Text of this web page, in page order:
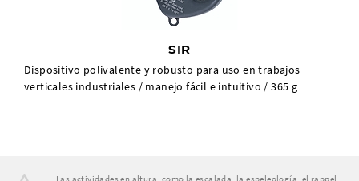
SIR
Dispositivo polivalente y robusto para uso en trabajos
verticales industriales / manejo fácil e intuitivo / 365 g
Las actividades en altura, como la escalada, la espeleología, el rappel,